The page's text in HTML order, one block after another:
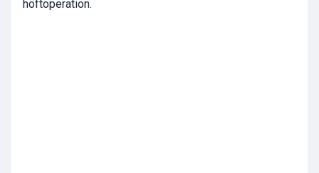
höftoperation.